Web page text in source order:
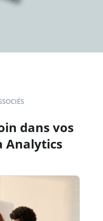
dans vos
Analytics